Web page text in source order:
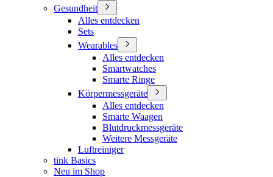
Gesundheit
Alles entdecken
Sets
Wearables
Alles entdecken
Smartwatches
Smarte Ringe
Körpermessgeräte
Alles entdecken
Smarte Waagen
Blutdruckmessgeräte
Weitere Messgeräte
Luftreiniger
tink Basics
Neu im Shop